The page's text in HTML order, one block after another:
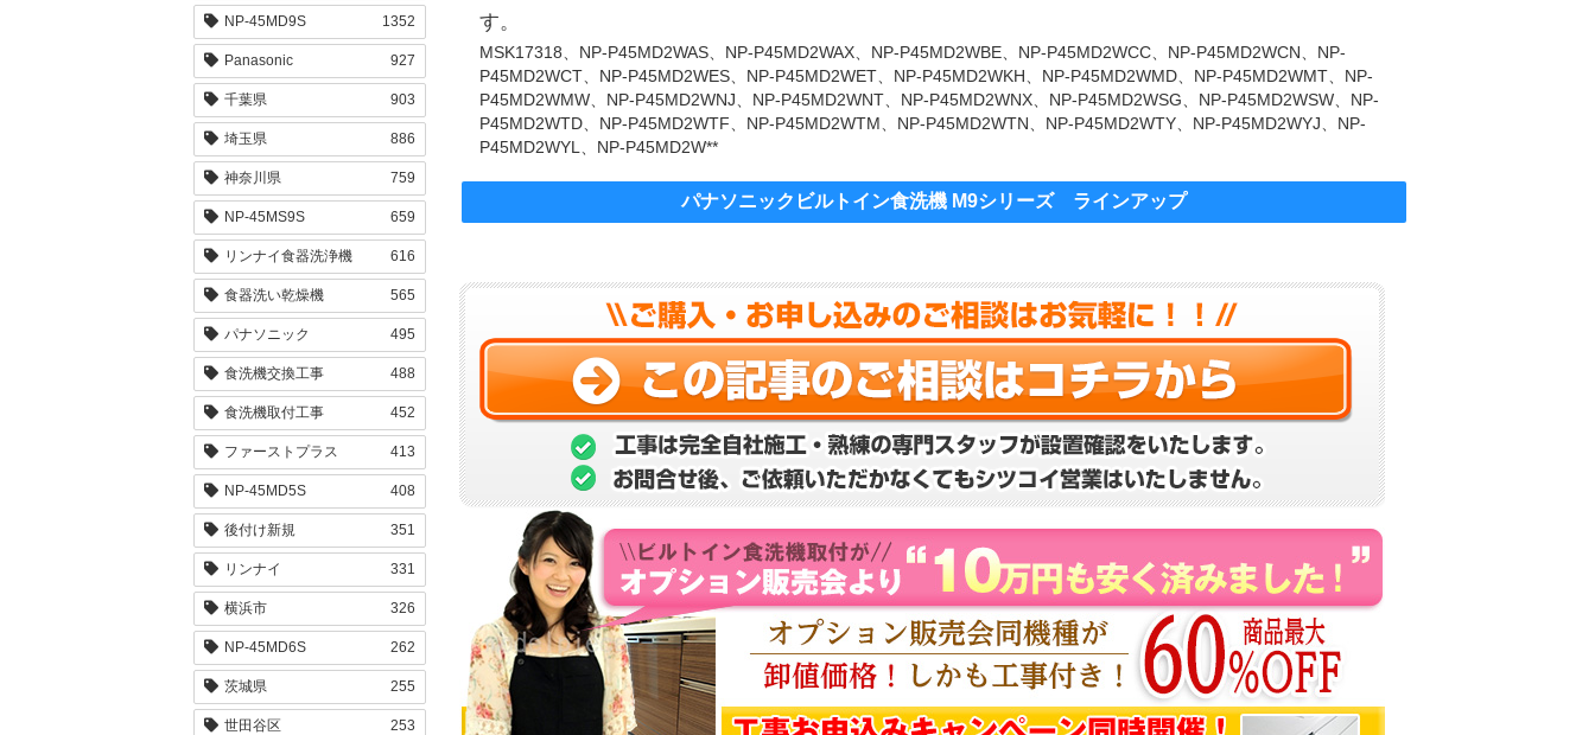
す。
MSK17318、NP-P45MD2WAS、NP-P45MD2WAX、NP-P45MD2WBE、NP-P45MD2WCC、NP-P45MD2WCN、NP-
P45MD2WCT、NP-P45MD2WES、NP-P45MD2WET、NP-P45MD2WKH、NP-P45MD2WMD、NP-P45MD2WMT、NP-
P45MD2WMW、NP-P45MD2WNJ、NP-P45MD2WNT、NP-P45MD2WNX、NP-P45MD2WSG、NP-P45MD2WSW、NP-
P45MD2WTD、NP-P45MD2WTF、NP-P45MD2WTM、NP-P45MD2WTN、NP-P45MD2WTY、NP-P45MD2WYJ、NP-
P45MD2WYL、NP-P45MD2W**
パナソニックビルトイン食洗機 M9シリーズ ラインアップ
NP-45MD9S 1352
Panasonic 927
千葉県 903
埼玉県 886
神奈川県 759
NP-45MS9S 659
リンナイ食器洗浄機 616
食器洗い乾燥機 565
パナソニック 495
食洗機交換工事 488
食洗機取付工事 452
ファーストプラス 413
NP-45MD5S 408
後付け新規 351
リンナイ 331
横浜市 326
NP-45MD6S 262
茨城県 255
世田谷区 253